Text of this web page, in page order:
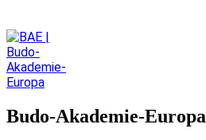
Budo-Akademie-Europa